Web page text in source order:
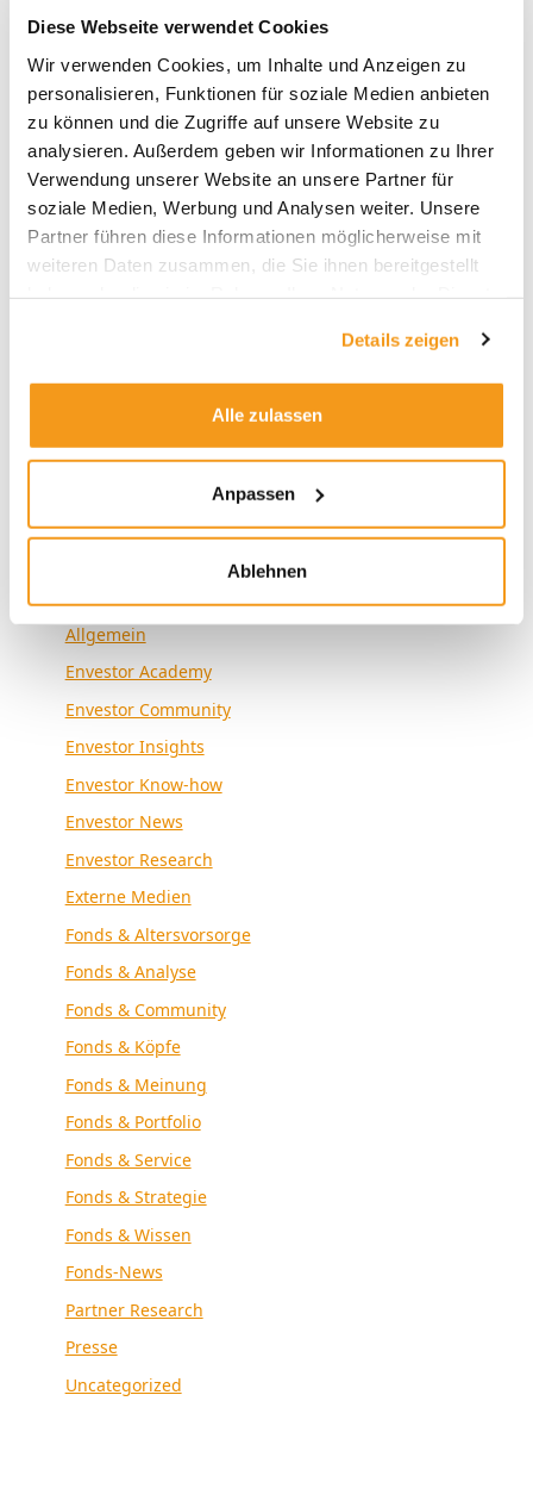
Diese Webseite verwendet Cookies
Wir verwenden Cookies, um Inhalte und Anzeigen zu
personalisieren, Funktionen für soziale Medien anbieten
zu können und die Zugriffe auf unsere Website zu
analysieren. Außerdem geben wir Informationen zu Ihrer
Verwendung unserer Website an unsere Partner für
soziale Medien, Werbung und Analysen weiter. Unsere
Partner führen diese Informationen möglicherweise mit
weiteren Daten zusammen, die Sie ihnen bereitgestellt
Details zeigen
Alle zulassen
Anpassen
Ablehnen
Archive
2026
2025
2024
2023
1970
Kategorien
Allgemein
Envestor Academy
Envestor Community
Envestor Insights
Envestor Know-how
Envestor News
Envestor Research
Externe Medien
Fonds & Altersvorsorge
Fonds & Analyse
Fonds & Community
Fonds & Köpfe
Fonds & Meinung
Fonds & Portfolio
Fonds & Service
Fonds & Strategie
Fonds & Wissen
Fonds-News
Partner Research
Presse
Uncategorized